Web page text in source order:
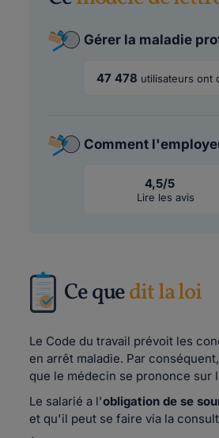
Gérer la maladie
47 478 utilisateurs ont
Comment
4,5/5
Lire les avis
Ce quedit la loi
Le Code du travail prévoit les
en arrêt maladie. Par
que le médecin se prononce
Le salarié a l'obligation de se
et qu'il peut se faire via la